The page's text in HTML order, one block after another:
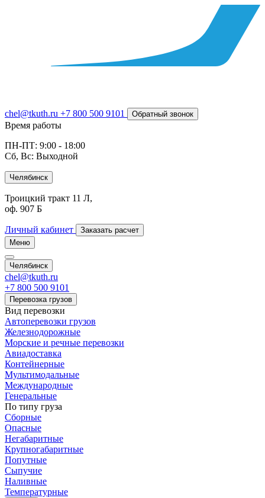
chel@tkuth.ru +7 800 500 9101 Обратный звонок
Время работы
ПН-ПТ: 9:00 - 18:00
Сб, Вс: Выходной
Челябинск
Троицкий тракт 11 Л,
оф. 907 Б
Личный кабинет
Заказать расчет
Меню
Челябинск
chel@tkuth.ru
+7 800 500 9101
Перевозка грузов
Вид перевозки
Автоперевозки грузов
Железнодорожные
Морские и речные перевозки
Авиадоставка
Контейнерные
Мультимодальные
Международные
Генеральные
По типу груза
Сборные
Опасные
Негабаритные
Крупногабаритные
Попутные
Сыпучие
Наливные
Температурные